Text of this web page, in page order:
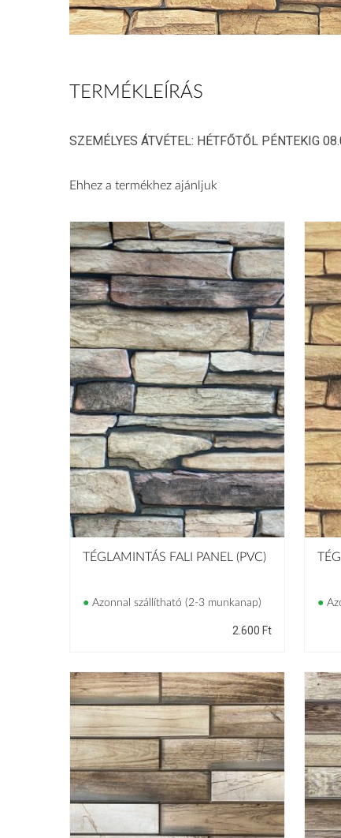
VILÁGMÁRKÁS
POSZTER
KELLÉKEK
ÖNTAPADÓ
TAPÉTA
RAGASZTÓK
DÍSZÍTŐ
ELEMEK
FALI PANELEK
REGISZTRÁCIÓ
BELÉPÉS
TERMÉKLEÍRÁS
SZEMÉLYES ÁTVÉTEL: HÉTFŐTŐL PÉNTEKIG
Ehhez a termékhez ajánljuk
TÉGLAMINTÁS FALI PANEL (PVC)
● Azonnal szállítható (2-3 munkanap)
2.600 Ft
●